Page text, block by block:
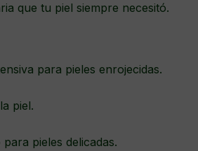
que tu piel siempre necesitó.
para pieles enrojecidas.
piel.
pieles delicadas.